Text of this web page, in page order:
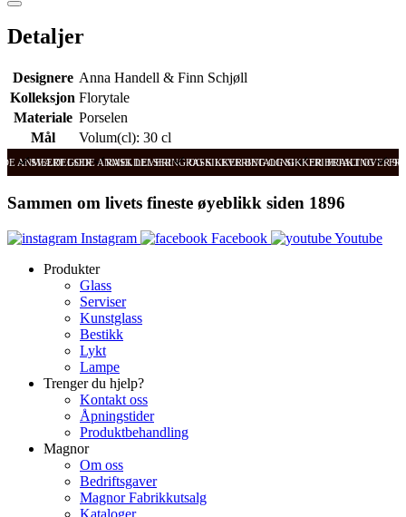
Detaljer
Designere Anna Handell & Finn Schjøll
Kolleksjon Florytale
Materiale Porselen
Mål
Volum(cl): 30 cl
ANMELDELSER RASK LEVERING OG SIKKER BETALING FRI FRAKT OVER
SVÆRT GODE ANMELDELSER RASK LEVERING OG SIKKER BETALING
Sammen om livets fineste øyeblikk siden 1896
Instagram Facebook
Youtube
Produkter
Glass
Serviser
Kunstglass
Bestikk
Lykt
Lampe
Trenger du hjelp?
Kontakt oss
Åpningstider
Produktbehandling
Magnor
Om oss
Bedriftsgaver
Magnor Fabrikkutsalg
Kataloger